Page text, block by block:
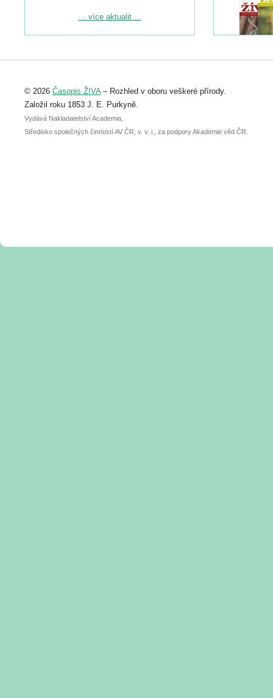
Podrobnější informace ke konferenci
Registrovat se můžete do 6. září.
abstraktu přihlášené přednášky nebo
posteru je už 30. června.
... více aktualit ...
© 2026 Časopis ŽIVA– Rozhled v oboru veškeré přírody.
Založil roku 1853 J. E. Purkyně.
Vydává Nakladatelství Academia,
Středisko společných činností AV ČR, v. v. i., za podpory Akademie věd ČR.